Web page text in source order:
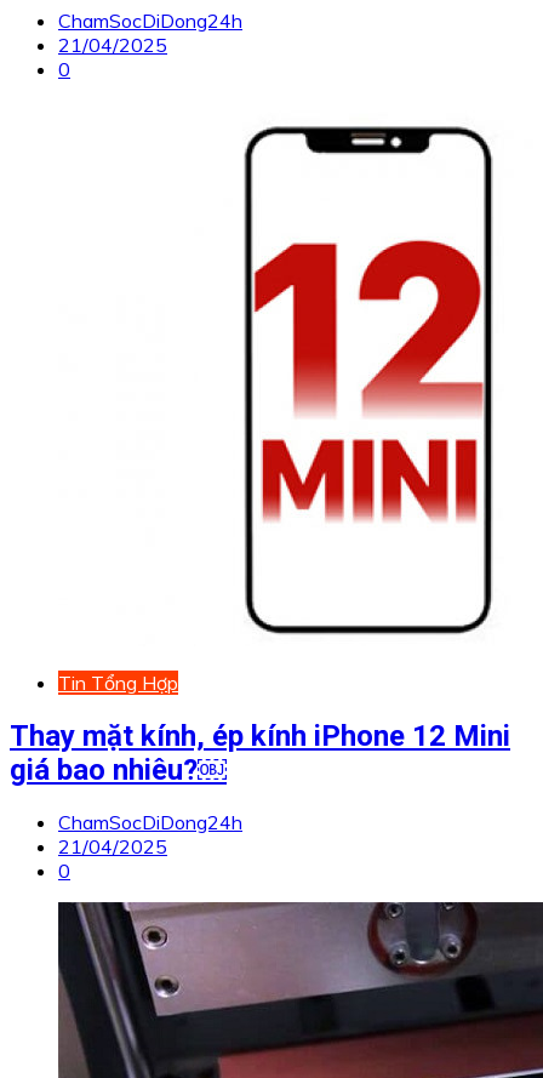
ChamSocDiDong24h
21/04/2025
0
Tin Tổng Hợp
Thay mặt kính, ép kính iPhone 12 Mini
giá bao nhiêu?￼
ChamSocDiDong24h
21/04/2025
0